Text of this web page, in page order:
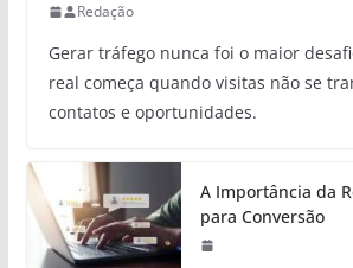
Redação
Gerar tráfego nunca foi o maior
real começa quando visitas não se
contatos e oportunidades.
A Importância da
para Conversão